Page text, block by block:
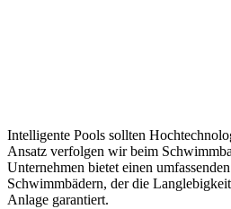
Intelligente Pools sollten
Ansatz verfolgen wir beim
Unternehmen bietet einen
Schwimmbädern, der die
Anlage garantiert.